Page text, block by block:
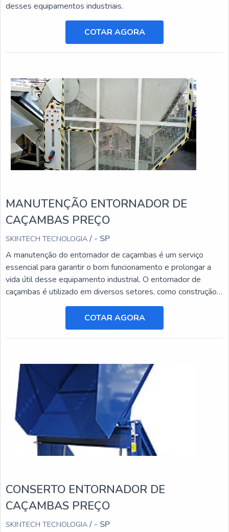
desses equipamentos industriais.
COTAR AGORA
MANUTENÇÃO ENTORNADOR DE
CAÇAMBAS PREÇO
SKINTECH TECNOLOGIA / - SP
A manutenção do entornador de caçambas é um serviço
essencial para garantir o bom funcionamento e prolongar a
vida útil desse equipamento industrial. O entornador de
caçambas é utilizado em diversos setores, como construção
civil, mineração e agricultura, e está sujeito a desgastes e
danos ao longo do tempo.COTAR AGORA
CONSERTO ENTORNADOR DE
CAÇAMBAS PREÇO
SKINTECH TECNOLOGIA / - SP